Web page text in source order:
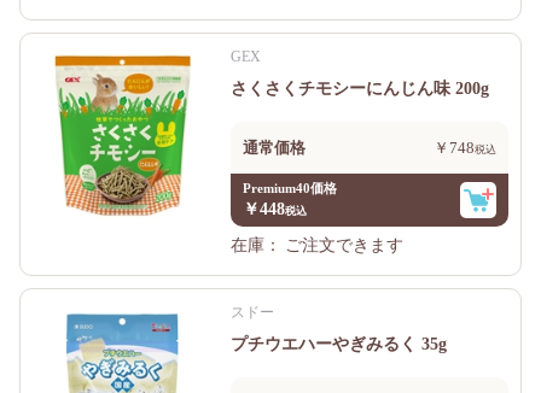
GEX
さくさくチモシーにんじん味 200g
通常価格 ￥748
Premium40価格
￥448
在庫：
ご注文できます
スドー
プチウエハーやぎみるく 35g